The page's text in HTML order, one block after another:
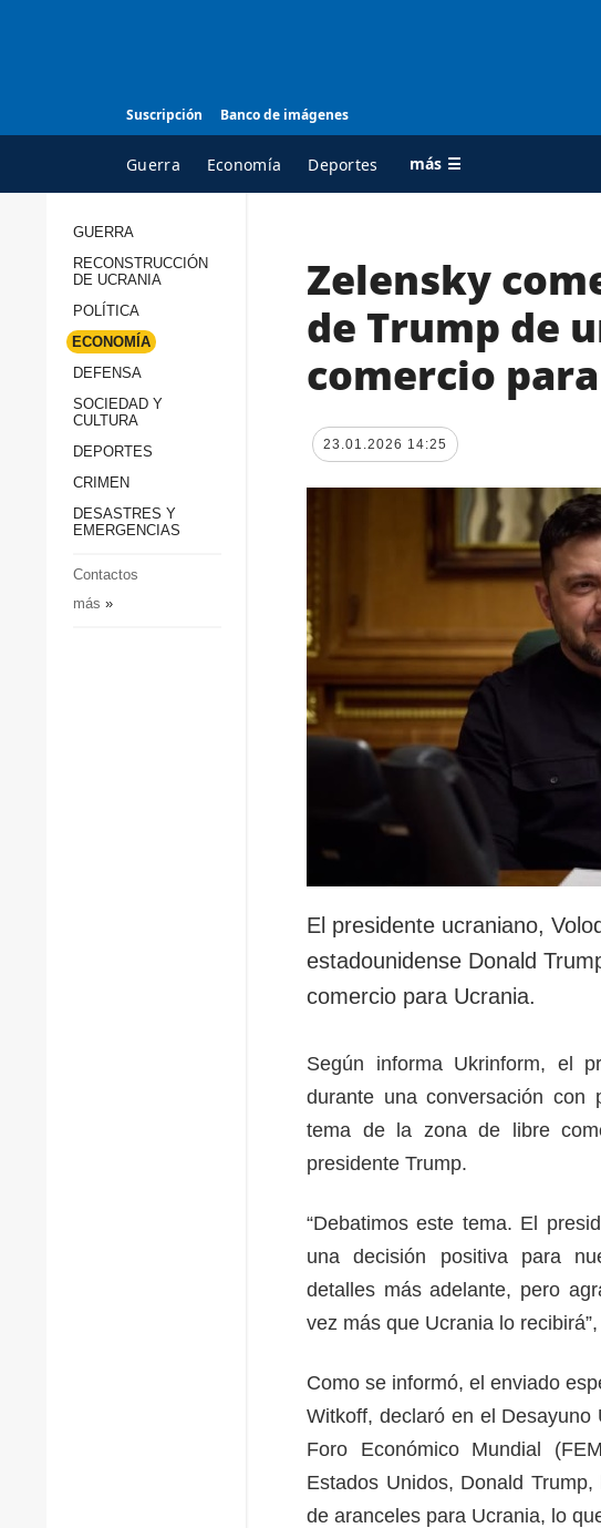
Suscripción Banco de imágenes
Guerra Economía Deportes más ☰
TODAS LAS
Reconstrucción de
Sociedad y Cultura
Desastres y emergencias
AGENCIA
sobre la agencia
contacto
condiciones de
suscripción
protección de
personales
GUERRA
RECONSTRUCCIÓN
DE UCRANIA
POLÍTICA
ECONOMÍA
DEFENSA
SOCIEDAD Y
CULTURA
DEPORTES
CRIMEN
DESASTRES Y
EMERGENCIAS
Contactos
más »
Zelensky
de Trump de
comercio
23.01.2026 14:25
El presidente ucraniano,
estadounidense Donald
comercio para Ucrania.
Según informa Ukrinform, el
durante una conversación
tema de la zona de libre
presidente Trump.
“Debatimos este tema. El
una decisión positiva para
detalles más adelante, pero
vez más que Ucrania lo
Como se informó, el enviado
Witkoff, declaró en el
Foro Económico Mundial
Estados Unidos, Donald
de aranceles para Ucrania, lo